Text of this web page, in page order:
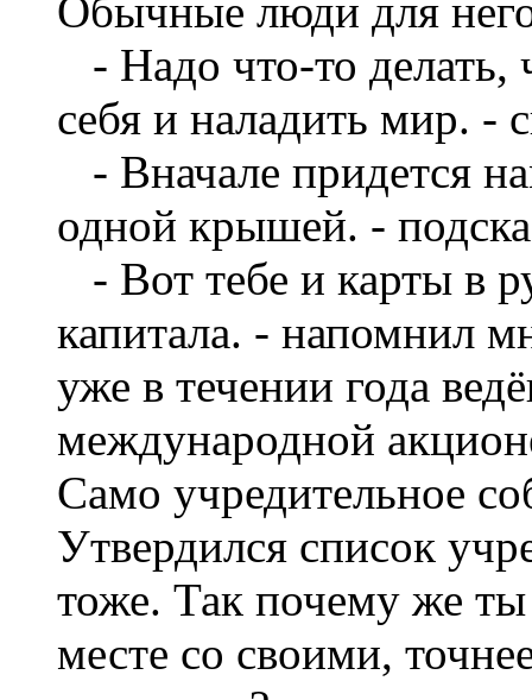
Обычные люди для
- Надо что-то
себя и наладить мир. -
- Вначале придется
одной крышей. -
- Вот тебе и карты в
капитала. - напомнил
уже в течении года
международной
Само учредительное
Утвердился список
тоже. Так почему же
месте со своими,